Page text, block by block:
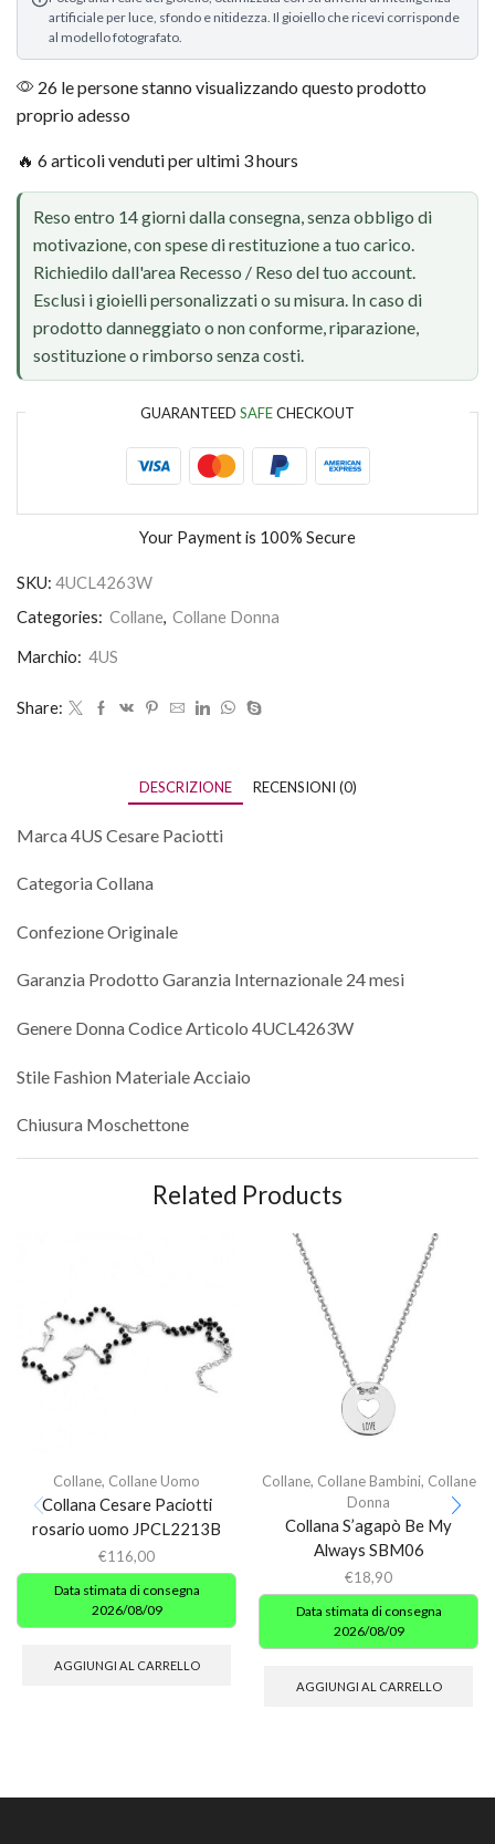
artificiale per luce, sfondo e nitidezza. Il gioiello che ricevi corrisponde
al modello fotografato.
26 le persone stanno visualizzando questo prodotto
proprio adesso
🔥 6 articoli venduti per ultimi 3 hours
Reso entro 14 giorni dalla consegna, senza obbligo di
motivazione, con spese di restituzione a tuo carico.
Richiedilo dall'area Recesso / Reso del tuo account.
Esclusi i gioielli personalizzati o su misura. In caso di
prodotto danneggiato o non conforme, riparazione,
sostituzione o rimborso senza costi.
GUARANTEED SAFECHECKOUT
Your Payment is 100% Secure
SKU: 4UCL4263W
Categories: Collane, Collane Donna
Marchio: 4US
Share:
DESCRIZIONE RECENSIONI (0)
Marca 4US Cesare Paciotti
Categoria Collana
Confezione Originale
Garanzia Prodotto Garanzia Internazionale 24 mesi
Genere Donna Codice Articolo 4UCL4263W
Stile Fashion Materiale Acciaio
Chiusura Moschettone
Related Products
Collane, Collane Uomo
Collana Cesare Paciotti
rosario uomo JPCL2213B
€116,00
Data stimata di consegna
2026/08/09
AGGIUNGI AL CARRELLO
Collane, Collane Bambini, Collane
Donna
Collana S’agapò Be My
Always SBM06
€18,90
Data stimata di consegna
2026/08/09
AGGIUNGI AL CARRELLO